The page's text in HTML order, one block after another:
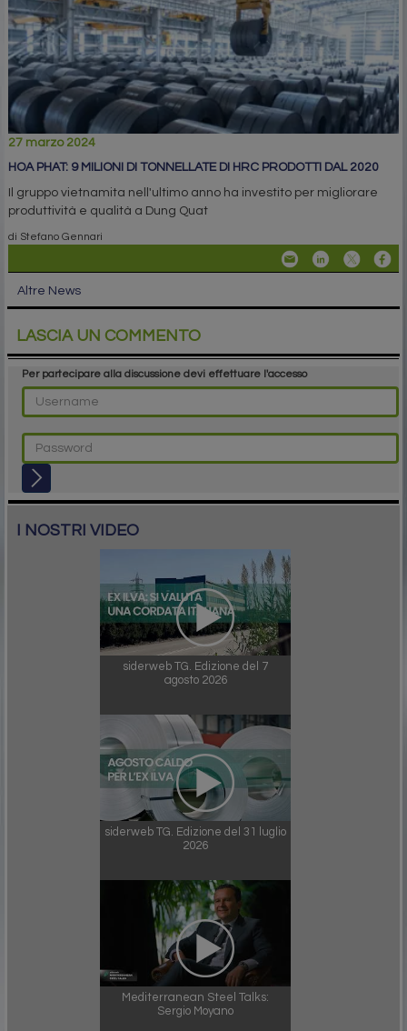
27 marzo 2024
HOA PHAT: 9 MILIONI DI TONNELLATE DI HRC PRODOTTI DAL 2020
Il gruppo vietnamita nell'ultimo anno ha investito per migliorare
produttività e qualità a Dung Quat
di Stefano Gennari
Altre News
LASCIA UN COMMENTO
Per partecipare alla discussione devi effettuare l'accesso
I NOSTRI VIDEO
siderweb TG. Edizione del 7
agosto 2026
siderweb TG. Edizione del 31 luglio
2026
Mediterranean Steel Talks:
Sergio Moyano